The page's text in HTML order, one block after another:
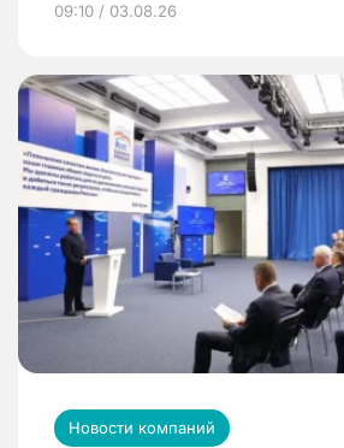
09:10 / 03.08.26
Новости компаний